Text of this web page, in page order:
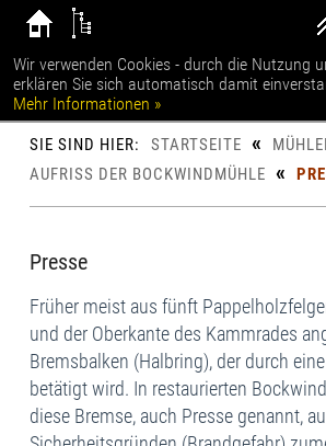
Museumsmühle
SIE SIND HIER: STARTSEITE «
AUFRISS DER BOCKWINDMÜHLE «
Presse
Früher meist aus fünft
und der Oberkante des Kammrades
Bremsbalken (Halbring), der durch
betätigt wird. In restaurierten
diese Bremse, auch Presse genannt,
Wir verwenden Cookies - durch die Nutzung
erklären Sie sich automatisch damit
Mehr Informationen »